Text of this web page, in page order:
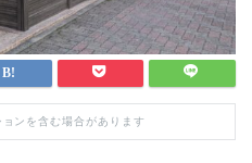
ンを含む場合があります